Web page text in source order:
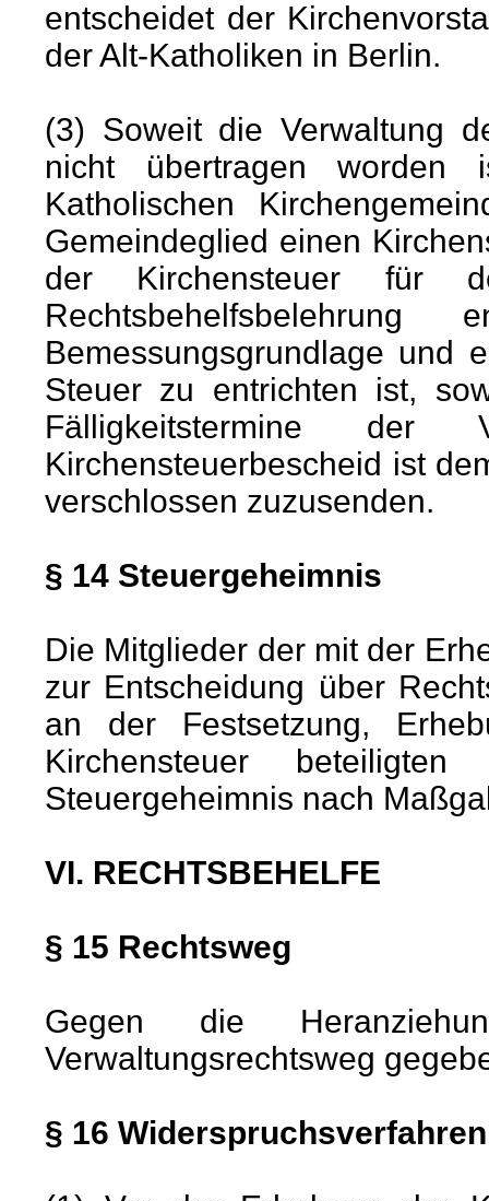
entscheidet der
der Alt-Katholiken in Berlin.
(3) Soweit die Verwaltung
nicht übertragen worden
Katholischen
Gemeindeglied einen
der Kirchensteuer für
Bemessungsgrundlage und
Steuer zu entrichten ist,
Fälligkeitstermine der
Kirchensteuerbescheid ist
verschlossen zuzusenden.
§ 14 Steuergeheimnis
Die Mitglieder der mit der
zur Entscheidung über
an der Festsetzung,
Kirchensteuer
Steuergeheimnis nach
VI. RECHTSBEHELFE
§ 15 Rechtsweg
Gegen die
Verwaltungsrechtsweg
§ 16 Widerspruchsverfahren